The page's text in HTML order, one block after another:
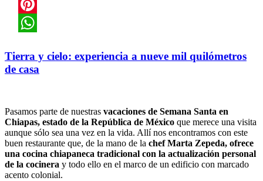
Twitter
Pinterest
Tierra y cielo: experiencia a nueve mil quilómetros
de casa
Pasamos parte de nuestras vacaciones de Semana Santa en
Chiapas, estado de la República de México que merece una visita
aunque sólo sea una vez en la vida. Allí nos encontramos con este
buen restaurante que, de la mano de la chef Marta Zepeda, ofrece
una cocina chiapaneca tradicional con la actualización personal
de la cocinera y todo ello en el marco de un edificio con marcado
acento colonial.